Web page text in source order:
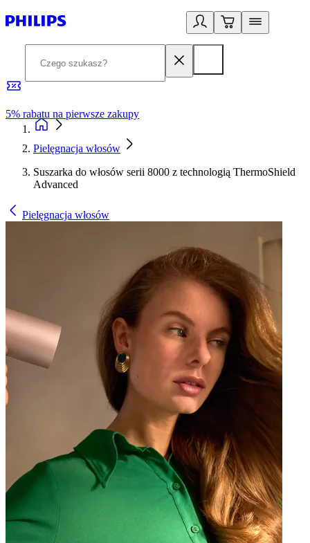
5% rabatu na pierwsze zakupy
Pielęgnacja włosów
Suszarka do włosów serii 8000 z technologią ThermoShield
Advanced
Pielęgnacja włosów